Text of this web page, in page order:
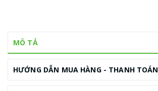
MÔ TẢ
HƯỚNG DẪN MUA HÀNG - THANH TOÁN